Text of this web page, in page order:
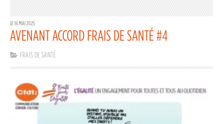
LE 16 MAI 2025
AVENANT ACCORD FRAIS DE SANTÉ #4
FRAIS DE SANTÉ